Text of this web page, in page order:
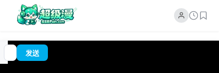
00:00
追
番
?发送